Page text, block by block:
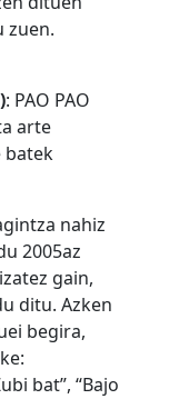
zuen.
: PAO PAO
arte
batek
nahiz
2005az
gain,
ditu. Azken
begira,
bat”, “Bajo